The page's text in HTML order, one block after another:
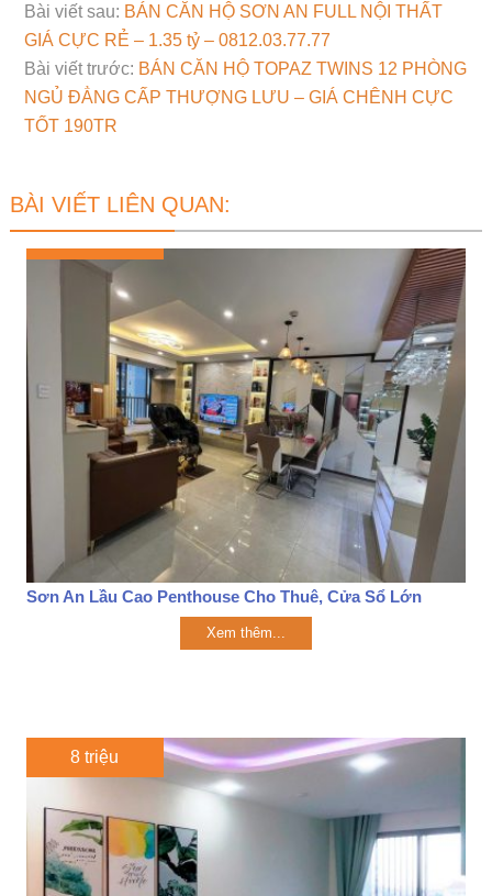
Bài viết sau: BÁN CĂN HỘ SƠN AN FULL NỘI THẤT
GIÁ CỰC RẺ – 1.35 tỷ – 0812.03.77.77
Bài viết trước: BÁN CĂN HỘ TOPAZ TWINS 12 PHÒNG
NGỦ ĐẲNG CẤP THƯỢNG LƯU – GIÁ CHÊNH CỰC
TỐT 190TR
BÀI VIẾT LIÊN QUAN:
Sơn An Lầu Cao Penthouse Cho Thuê, Cửa Sổ Lớn
Xem thêm...
8 triệu